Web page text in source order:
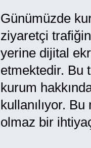
Günümüzde
ziyaretçi
yerine dijital
etmektedir. Bu
kurum
kullanılıyor.
olmaz bir